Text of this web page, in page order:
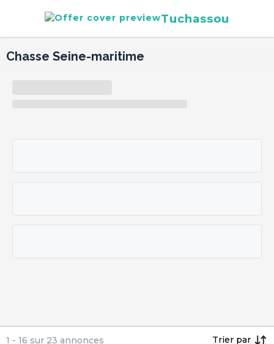
Tuchassou
Chasse Seine-maritime
1 - 16 sur 23 annonces Trier par